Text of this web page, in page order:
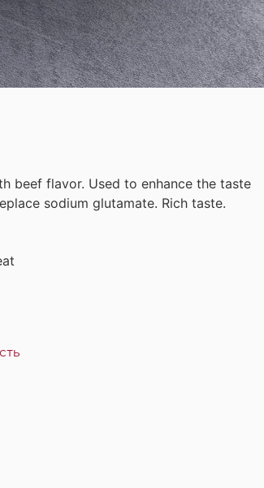
beef flavor. Used to enhance the taste
sodium glutamate. Rich taste.